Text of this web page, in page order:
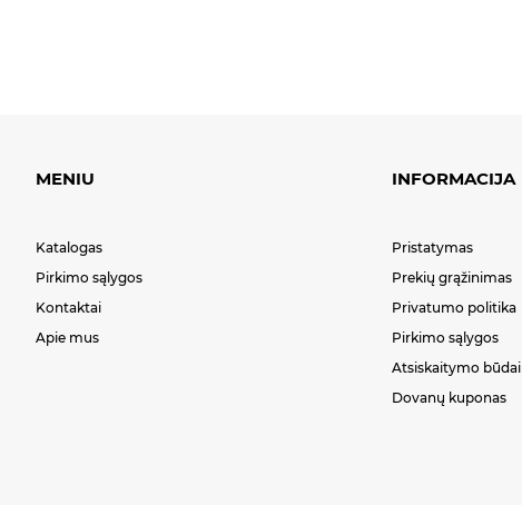
MENIU
Katalogas
Pirkimo sąlygos
Kontaktai
Apie mus
INFORMACIJA
Pristatymas
Prekių grąžinimas
Privatumo politika
Pirkimo sąlygos
Atsiskaitymo būdai
Dovanų kuponas